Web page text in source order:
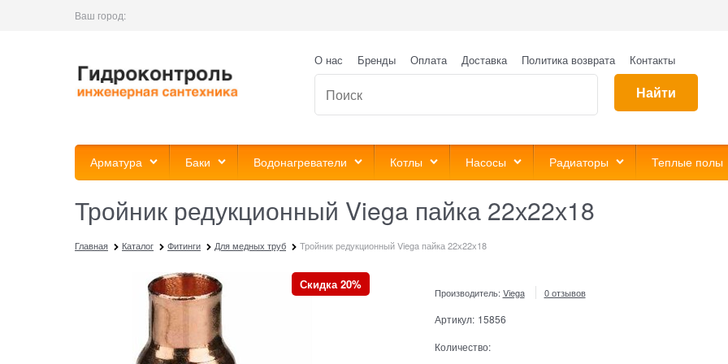
Ваш город:
О нас Бренды Оплата Доставка Политика возврата Контакты
Найти
Арматура Баки Водонагреватели Котлы Насосы Радиаторы Теплые полы
Тройник редукционный Viega пайка 22х22х18
Главная Каталог Фитинги Для медных труб Тройник редукционный Viega пайка 22х22х18
Скидка 20%
Производитель: Viega 0 отзывов
Артикул: 15856
Количество: